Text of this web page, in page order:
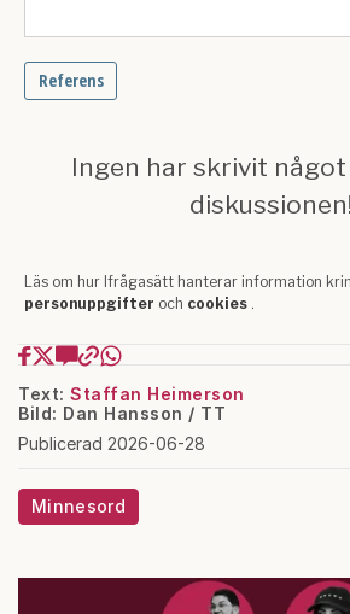
Text: Staffan Heimerson
Bild: Dan Hansson / TT
Publicerad 2026-06-28
Minnesord